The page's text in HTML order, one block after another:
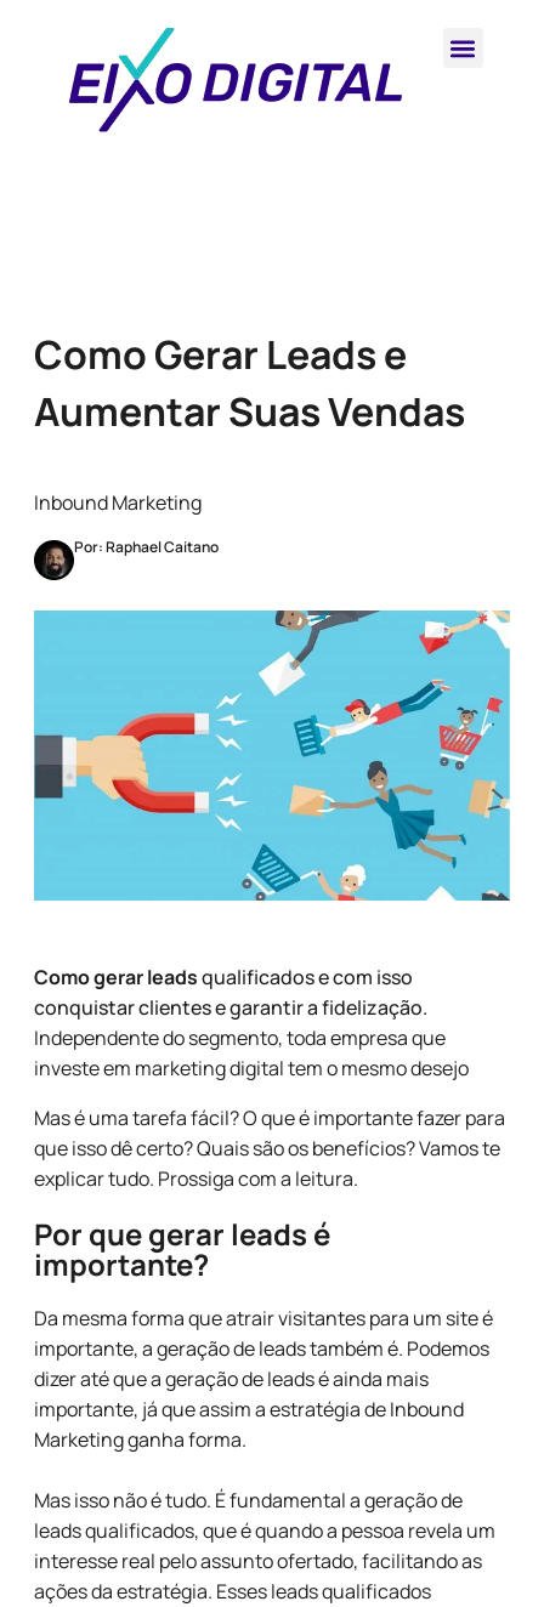
Como Gerar Leads e
Aumentar Suas Vendas
Inbound Marketing
Por: Raphael Caitano
Como gerar leadsqualificados e com isso
conquistar clientes e garantir a fidelização.
Independente do segmento, toda empresa que
investe em marketing digital tem o mesmo desejo
Mas é uma tarefa fácil? O que é importante fazer para
que isso dê certo? Quais são os benefícios? Vamos te
explicar tudo. Prossiga com a leitura.
Por que gerar leads é
importante?
Da mesma forma que atrair visitantes para um site é
importante, a geração de leads também é. Podemos
dizer até que a geração de leads é ainda mais
importante, já que assim a estratégia de Inbound
Marketing ganha forma.
Mas isso não é tudo. É fundamental a geração de
leads qualificados, que é quando a pessoa revela um
interesse real pelo assunto ofertado, facilitando as
ações da estratégia. Esses leads qualificados